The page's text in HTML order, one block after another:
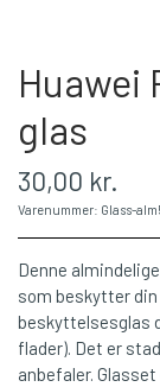
Huawei
glas
30,00 kr.
Varenummer: Glass-
Denne
som beskytter
beskyttelsesglas
flader). Det er
anbefaler.